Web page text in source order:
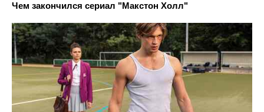
Чем закончился сериал "Макстон Холл"